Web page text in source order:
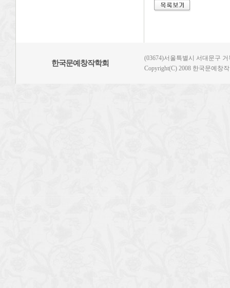
한국문예창작학회
(03674)서울특별시 서대문구
Copyright(C) 2008 한국문예창